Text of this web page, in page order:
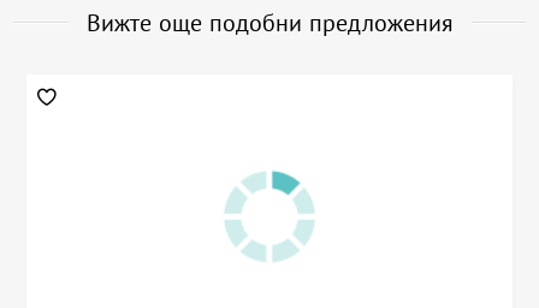
Вижте още подобни предложения